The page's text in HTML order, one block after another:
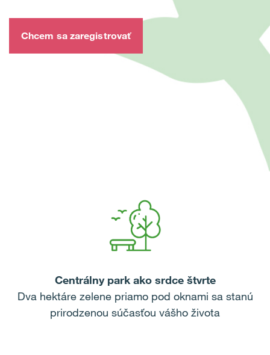
Chcem sa zaregistrovať
Centrálny park ako srdce štvrte
Dva hektáre zelene priamo pod oknami sa stanú
prirodzenou súčasťou vášho života